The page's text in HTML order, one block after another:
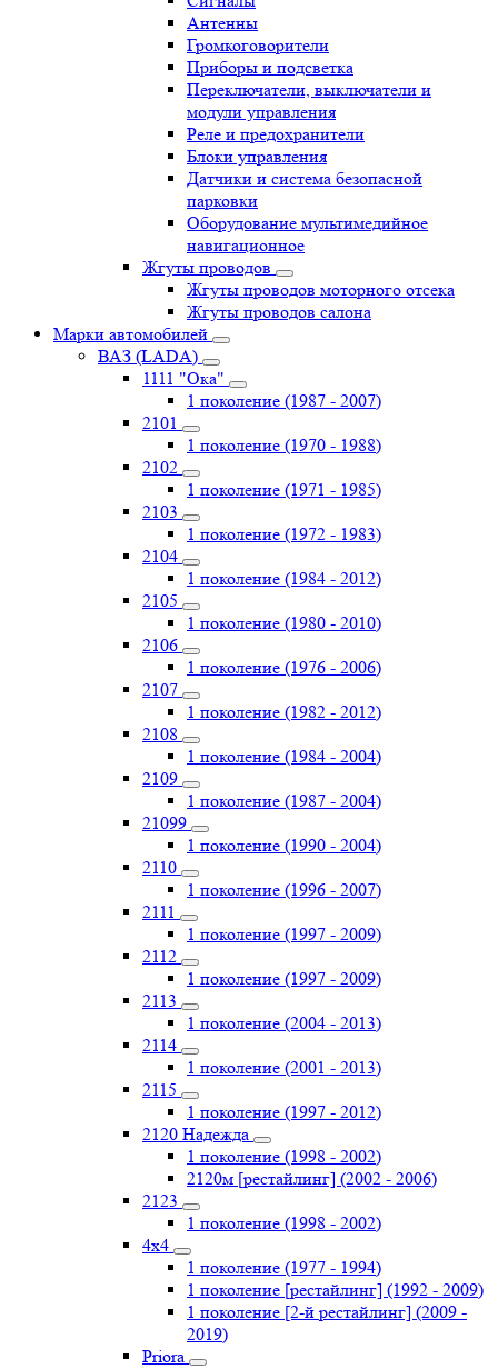
Антенны
Громкоговорители
Приборы и подсветка
Переключатели, выключатели и
модули управления
Реле и предохранители
Блоки управления
Датчики и система безопасной
парковки
Оборудование мультимедийное
навигационное
Жгуты проводов
Жгуты проводов моторного отсека
Жгуты проводов салона
Марки автомобилей
ВАЗ (LADA)
1111 "Ока"
1 поколение (1987 - 2007)
2101
1 поколение (1970 - 1988)
2102
1 поколение (1971 - 1985)
2103
1 поколение (1972 - 1983)
2104
1 поколение (1984 - 2012)
2105
1 поколение (1980 - 2010)
2106
1 поколение (1976 - 2006)
2107
1 поколение (1982 - 2012)
2108
1 поколение (1984 - 2004)
2109
1 поколение (1987 - 2004)
21099
1 поколение (1990 - 2004)
2110
1 поколение (1996 - 2007)
2111
1 поколение (1997 - 2009)
2112
1 поколение (1997 - 2009)
2113
1 поколение (2004 - 2013)
2114
1 поколение (2001 - 2013)
2115
1 поколение (1997 - 2012)
2120 Надежда
1 поколение (1998 - 2002)
2120м [рестайлинг] (2002 - 2006)
2123
1 поколение (1998 - 2002)
4х4
1 поколение (1977 - 1994)
1 поколение [рестайлинг] (1992 - 2009)
1 поколение [2-й рестайлинг] (2009 -
2019)
Priоra